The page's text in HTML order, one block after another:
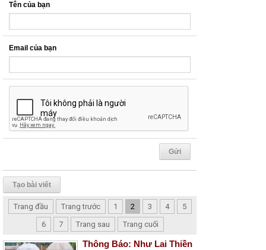
Tên của bạn
Email của bạn
Tạo bài viết
Trang đầu Trang trước 1 2 3 4
5
6
7 Trang sau Trang cuối
Thông Báo: Như Lai Thiền